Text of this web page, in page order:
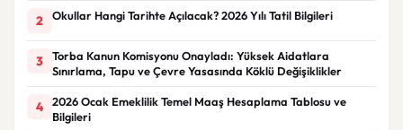
2 Okullar Hangi Tarihte Açılacak? 2026 Yılı Tatil Bilgileri
3
Torba Kanun Komisyonu Onayladı: Yüksek Aidatlara
Sınırlama, Tapu ve Çevre Yasasında Köklü Değişiklikler
4
2026 Ocak Emeklilik Temel Maaş Hesaplama Tablosu ve
Bilgileri